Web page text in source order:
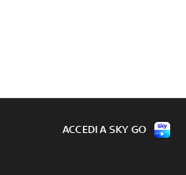
ACCEDI A SKY GO